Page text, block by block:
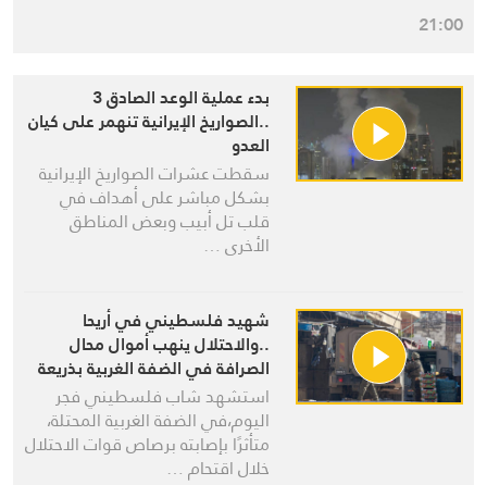
21:00
بدء عملية الوعد الصادق 3
..الصواريخ الإيرانية تنهمر على كيان
العدو
سقطت عشرات الصواريخ الإيرانية
بشكل مباشر على أهداف في
قلب تل أبيب وبعض المناطق
الأخرى …
شهيد فلسطيني في أريحا
..والاحتلال ينهب أموال محال
الصرافة في الضفة الغربية بذريعة
“الإرهاب”
استشهد شاب فلسطيني فجر
اليوم،في الضفة الغربية المحتلة،
متأثرًا بإصابته برصاص قوات الاحتلال
خلال اقتحام …